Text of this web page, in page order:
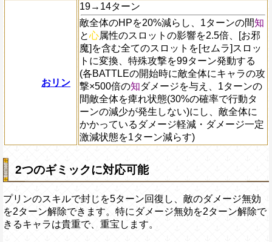
おリン
19→14ターン
敵全体のHPを20%減らし、1ターンの間知
と心属性のスロットの影響を2.5倍、[お邪
魔]を含む全てのスロットを[セムラ]スロッ
トに変換、特殊攻撃を99ターン発動する
(各BATTLEの開始時に敵全体にキャラの攻
撃×500倍の知ダメージを与え、1ターンの
間敵全体を痺れ状態(30%の確率で行動タ
ーンの減少が発生しない)にし、敵全体に
かかっているダメージ軽減・ダメージ一定
激減状態を1ターン減らす)
2つのギミックに対応可能
プリンのスキルで封じを5ターン回復し、敵のダメージ無効
を2ターン解除できます。特にダメージ無効を2ターン解除で
きるキャラは貴重で、重宝します。